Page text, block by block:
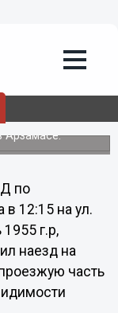
насмерть
Арзамасе.
по
в 12:15 на ул.
г.р,
наезд на
часть